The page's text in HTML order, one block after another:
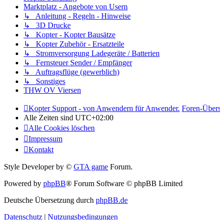
Marktplatz - Angebote von Usern
↳ Anleitung - Regeln - Hinweise
↳ 3D Drucke
↳ Kopter - Kopter Bausätze
↳ Kopter Zubehör - Ersatzteile
↳ Stromversorgung Ladegeräte / Batterien
↳ Fernsteuer Sender / Empfänger
↳ Auftragsflüge (gewerblich)
↳ Sonstiges
THW OV Viersen
Kopter Support - von Anwendern für Anwender. Foren-
Alle Zeiten sind UTC+02:00
Alle Cookies löschen
Impressum
Kontakt
Style Developer by © GTA game Forum.
Powered by phpBB® Forum Software © phpBB Limited
Deutsche Übersetzung durch phpBB.de
Datenschutz | Nutzungsbedingungen